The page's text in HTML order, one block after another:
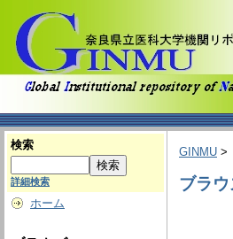
検索
詳細検索
ホーム
GINMU >
ブラ